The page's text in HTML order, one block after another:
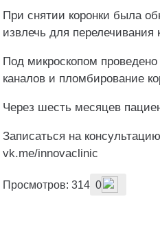
При снятии коронки была
извлечь для перелечивания
Под микроскопом
каналов и пломбирование
Через шесть месяцев
Записаться на
vk.me/innovaclinic
Просмотров: 314 0